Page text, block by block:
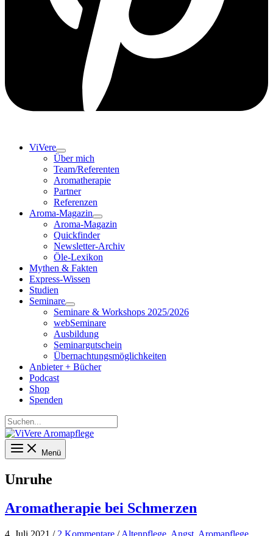
ViVere
Über mich
Team/Referenten
Aromatherapie
Partner
Referenzen
Aroma-Magazin
Aroma-Magazin
Quickfinder
Newsletter-Archiv
Öle-Lexikon
Mythen & Fakten
Express-Wissen
Studien
Seminare
Seminare & Workshops 2025/2026
webSeminare
Ausbildung
Seminargutschein
Übernachtungsmöglichkeiten
Anbieter + Bücher
Podcast
Shop
Spenden
Suchen...
Menü
Unruhe
Aromatherapie bei Schmerzen
4. Juli 2021 / 2 Kommentare / Altenpflege Angst Aromapflege